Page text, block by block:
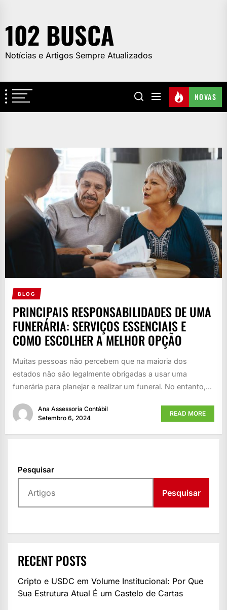
the
content
102 BUSCA
Notícias e Artigos Sempre Atualizados
NOVAS
BLOG
PRINCIPAIS RESPONSABILIDADES DE UMA
FUNERÁRIA: SERVIÇOS ESSENCIAIS E
COMO ESCOLHER A MELHOR OPÇÃO
Muitas pessoas não percebem que na maioria dos
estados não são legalmente obrigadas a usar uma
funerária para planejar e realizar um funeral. No entanto,...
Ana Assessoria Contábil
Setembro 6, 2024
READ MORE
Pesquisar
Pesquisar
RECENT POSTS
Cripto e USDC em Volume Institucional: Por Que
Sua Estrutura Atual É um Castelo de Cartas